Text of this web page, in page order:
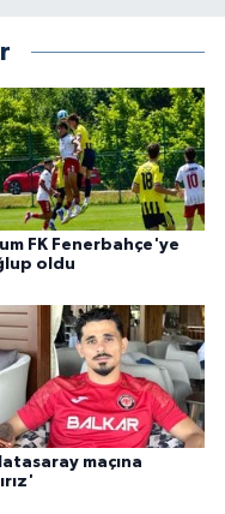
FK Fenerbahçe'ye
oldu
maçına